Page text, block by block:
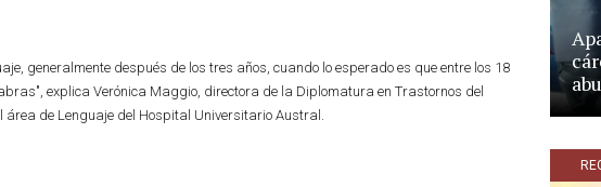
generalmente después de los tres años, cuando lo esperado es que entre los 18
explica Verónica Maggio, directora de la Diplomatura en Trastornos del
de Lenguaje del Hospital Universitario Austral.